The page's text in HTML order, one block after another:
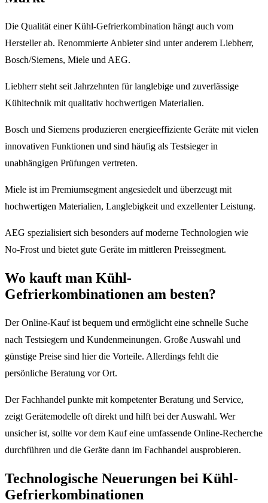
Die Qualität einer Kühl-Gefrierkombination hängt auch vom
Hersteller ab. Renommierte Anbieter sind unter anderem Liebherr,
Bosch/Siemens, Miele und AEG.
Liebherr steht seit Jahrzehnten für langlebige und zuverlässige
Kühltechnik mit qualitativ hochwertigen Materialien.
Bosch und Siemens produzieren energieeffiziente Geräte mit vielen
innovativen Funktionen und sind häufig als Testsieger in
unabhängigen Prüfungen vertreten.
Miele ist im Premiumsegment angesiedelt und überzeugt mit
hochwertigen Materialien, Langlebigkeit und exzellenter Leistung.
AEG spezialisiert sich besonders auf moderne Technologien wie
No-Frost und bietet gute Geräte im mittleren Preissegment.
Wo kauft man Kühl-
Gefrierkombinationen am besten?
Der Online-Kauf ist bequem und ermöglicht eine schnelle Suche
nach Testsiegern und Kundenmeinungen. Große Auswahl und
günstige Preise sind hier die Vorteile. Allerdings fehlt die
persönliche Beratung vor Ort.
Der Fachhandel punkte mit kompetenter Beratung und Service,
zeigt Gerätemodelle oft direkt und hilft bei der Auswahl. Wer
unsicher ist, sollte vor dem Kauf eine umfassende Online-Recherche
durchführen und die Geräte dann im Fachhandel ausprobieren.
Technologische Neuerungen bei Kühl-
Gefrierkombinationen